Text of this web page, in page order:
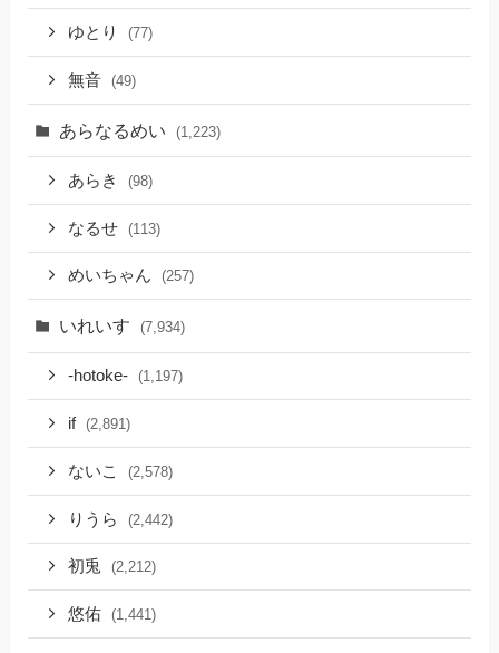
ゆとり (77)
無音 (49)
あらなるめい (1,223)
あらき (98)
なるせ (113)
めいちゃん (257)
いれいす (7,934)
-hotoke- (1,197)
if (2,891)
ないこ (2,578)
りうら (2,442)
初兎 (2,212)
悠佑 (1,441)